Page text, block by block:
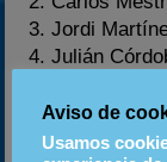
3. Jordi
4. Julián
6. Esteve
Aviso de
Usamos